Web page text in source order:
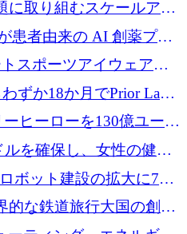
に取り組むスケールアッ
ル
が患者由来の AI 創薬プラ
るために 300 万ユーロ
ズ
スポーツアイウェアの
ーロを調達
ずか18か月でPrior Labs
約で買収
ヒーローを130億ユーロ
にまたがるプラットフ
ルを確保し、女性の健康
ラボを開設
ボット建設の拡大に740
的な鉄道旅行大国の創設
を買収